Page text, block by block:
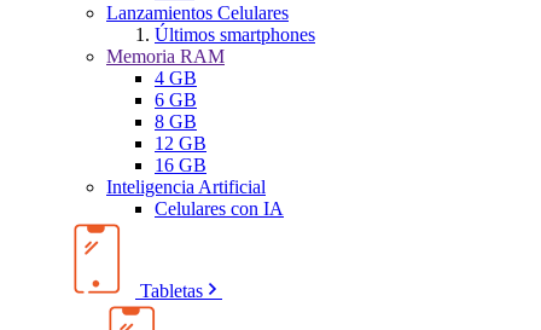
Lanzamientos Celulares
Últimos smartphones
Memoria RAM
4 GB
6 GB
8 GB
12 GB
16 GB
Inteligencia Artificial
Celulares con IA
Tabletas